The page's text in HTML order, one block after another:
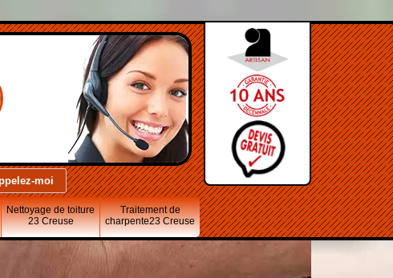
Nettoyage de toiture
23 Creuse
Traitement de
charpente23 Creuse